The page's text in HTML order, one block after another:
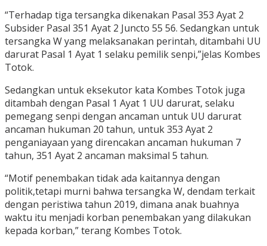
“Terhadap tiga tersangka dikenakan Pasal 353 Ayat 2
Subsider Pasal 351 Ayat 2 Juncto 55 56. Sedangkan untuk
tersangka W yang melaksanakan perintah, ditambahi UU
darurat Pasal 1 Ayat 1 selaku pemilik senpi,”jelas Kombes
Totok.
Sedangkan untuk eksekutor kata Kombes Totok juga
ditambah dengan Pasal 1 Ayat 1 UU darurat, selaku
pemegang senpi dengan ancaman untuk UU darurat
ancaman hukuman 20 tahun, untuk 353 Ayat 2
penganiayaan yang direncakan ancaman hukuman 7
tahun, 351 Ayat 2 ancaman maksimal 5 tahun.
“Motif penembakan tidak ada kaitannya dengan
politik,tetapi murni bahwa tersangka W, dendam terkait
dengan peristiwa tahun 2019, dimana anak buahnya
waktu itu menjadi korban penembakan yang dilakukan
kepada korban,” terang Kombes Totok.